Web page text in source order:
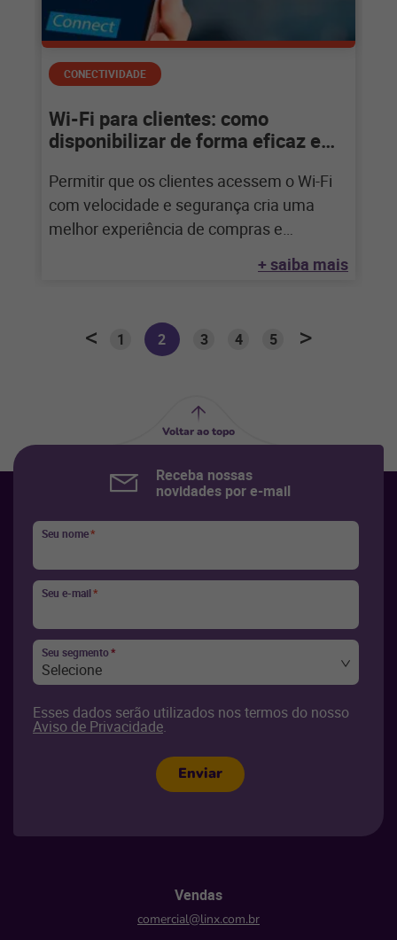
CONECTIVIDADE
Wi-Fi para clientes: como
disponibilizar de forma eficaz e
Permitir que os clientes acessem o Wi-Fi
com velocidade e segurança cria uma
melhor experiência de compras e
+ saiba mais
1 2 3 4 5
Voltar ao topo
Receba nossas
novidades por e-mail
Seu nome*
Seu e-mail*
Seu segmento*
Selecione
Esses dados serão utilizados nos termos do nosso
Aviso de Privacidade.
Enviar
Vendas
comercial@linx.com.br